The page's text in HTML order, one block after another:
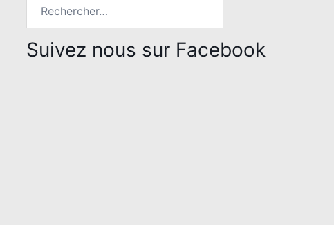
Suivez nous sur Facebook